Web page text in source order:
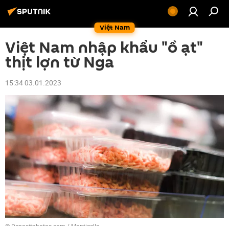
Việt Nam
Việt Nam nhập khẩu "ồ ạt"
thịt lợn từ Nga
15:34 03.01.2023